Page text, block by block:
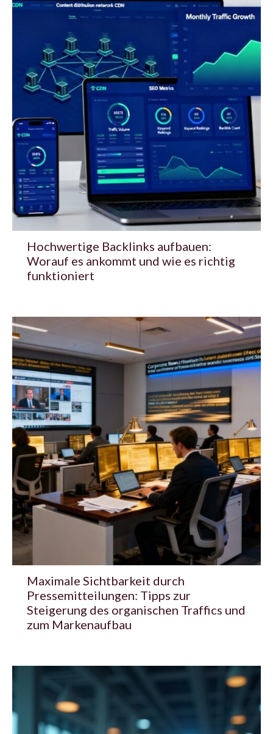
Hochwertige Backlinks aufbauen:
Worauf es ankommt und wie es richtig
funktioniert
Maximale Sichtbarkeit durch
Pressemitteilungen: Tipps zur
Steigerung des organischen Traffics und
zum Markenaufbau